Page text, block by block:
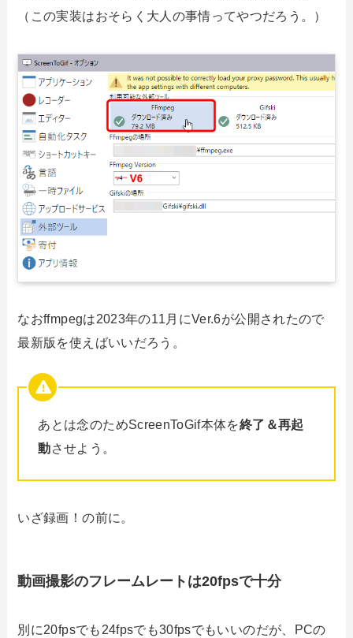
（この実装はおそらく大人の事情ってやつだろう。）
なおffmpegは2023年の11月にVer.6が公開されたので
最新版を使えばいいだろう。
あとは念のためScreenToGif本体を終了＆再起
動させよう。
いざ録画！の前に。
動画撮影のフレームレートは20fpsで十分
別に20fpsでも24fpsでも30fpsでもいいのだが、PCの